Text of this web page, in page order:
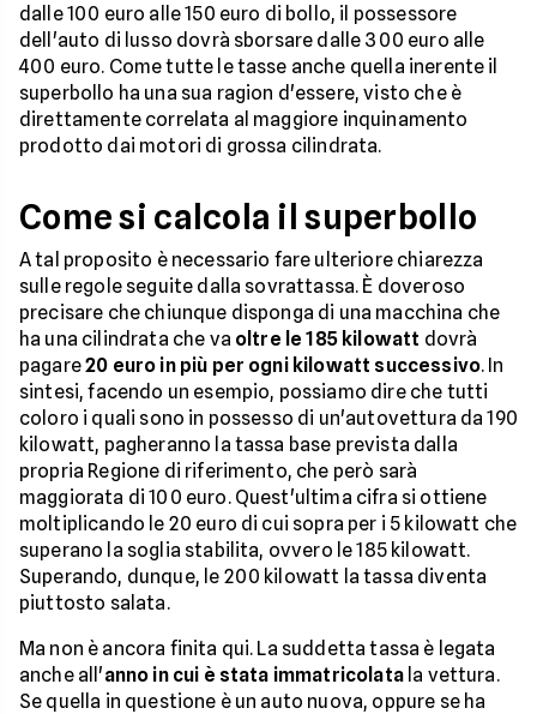
dalle 100 euro alle 150 euro di bollo, il possessore
dell'auto di lusso dovrà sborsare dalle 300 euro alle
400 euro. Come tutte le tasse anche quella inerente il
superbollo ha una sua ragion d'essere, visto che è
direttamente correlata al maggiore inquinamento
prodotto dai motori di grossa cilindrata.
Come si calcola il superbollo
A tal proposito è necessario fare ulteriore chiarezza
sulle regole seguite dalla sovrattassa. È doveroso
precisare che chiunque disponga di una macchina che
ha una cilindrata che va oltre le 185 kilowatt dovrà
pagare20 euro in più per ogni kilowatt successivo. In
sintesi, facendo un esempio, possiamo dire che tutti
coloro i quali sono in possesso di un'autovettura da 190
kilowatt, pagheranno la tassa base prevista dalla
propria Regione di riferimento, che però sarà
maggiorata di 100 euro. Quest'ultima cifra si ottiene
moltiplicando le 20 euro di cui sopra per i 5 kilowatt che
superano la soglia stabilita, ovvero le 185 kilowatt.
Superando, dunque, le 200 kilowatt la tassa diventa
piuttosto salata.
Ma non è ancora finita qui. La suddetta tassa è legata
anche all'anno in cui è stata immatricolatala vettura.
Se quella in questione è un auto nuova, oppure se ha